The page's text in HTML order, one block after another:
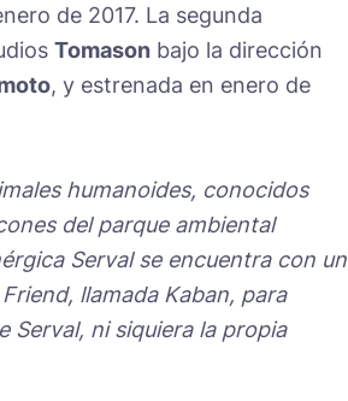
de 2017. La segunda
Tomason bajo la dirección
, y estrenada en enero de
humanoides, conocidos
del parque ambiental
Serval se encuentra con un
llamada Kaban, para
Serval, ni siquiera la propia